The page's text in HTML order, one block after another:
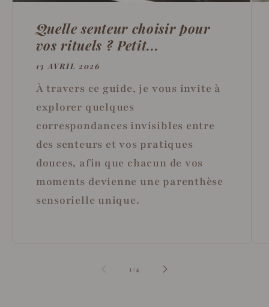
Quelle senteur choisir pour
vos rituels ? Petit...
13 AVRIL 2026
À travers ce guide, je vous invite à
explorer quelques
correspondances invisibles entre
des senteurs et vos pratiques
douces, afin que chacun de vos
moments devienne une parenthèse
sensorielle unique.
1/de4